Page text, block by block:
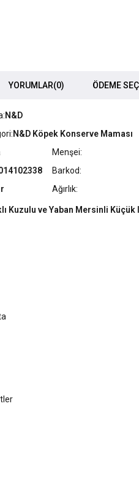
YORUMLAR(0) ÖDEME
N&D
N&D Köpek Konserve Maması
Menşei:
Barkod:
Ağırlık:
Kuzulu ve Yaban Mersinli